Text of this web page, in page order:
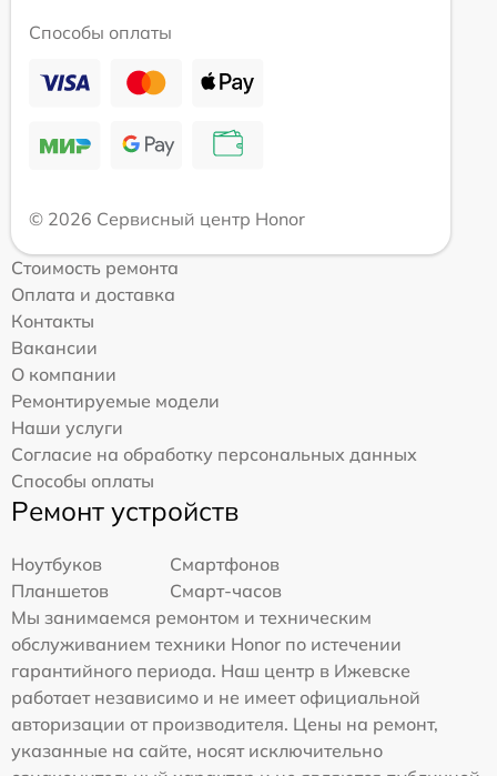
Способы оплаты
© 2026 Сервисный центр Honor
Стоимость ремонта
Оплата и доставка
Контакты
Вакансии
О компании
Ремонтируемые модели
Наши услуги
Согласие на обработку персональных данных
Способы оплаты
Ремонт устройств
Ноутбуков
Смартфонов
Планшетов
Смарт-часов
Мы занимаемся ремонтом и техническим
обслуживанием техники Honor по истечении
гарантийного периода. Наш центр в Ижевске
работает независимо и не имеет официальной
авторизации от производителя. Цены на ремонт,
указанные на сайте, носят исключительно